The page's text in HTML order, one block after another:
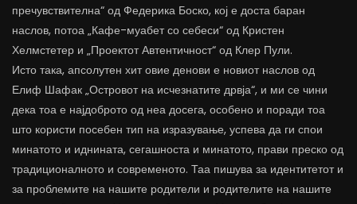
пречувствителна“ од Федерика Боско, кој е доста баран
наслов, потоа „Кафе-муабет со себеси“ од Кристен
Хелмстетер и „Проектот Автентичност“ од Клер Пули.
Исто така, апсолутен хит овие денови е новиот наслов од
Елиф Шафак „Островот на исчезнатите дрвја“, и ми се чини
дека тоа е најдоброто од неа досега, особено и поради тоа
што користи посебен тип на изразување, успева да ги спои
минатото и иднината, сегашноста и минатото, прави преско од
традиционалното и современото. Таа пишува за идентитетот и
за проблемите на нашите родители и родителите на нашите